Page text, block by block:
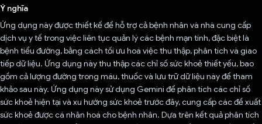
Ý nghĩa
Ứng dụng này được thiết kế để hỗ trợ cả bệnh nhân và nhà cung cấp
dịch vụ y tế trong việc liên tục quản lý các bệnh mạn tính, đặc biệt là
bệnh tiểu đường, bằng cách tối ưu hoá việc thu thập, phân tích và giao
tiếp dữ liệu. Ứng dụng này thu thập các chỉ số sức khoẻ thiết yếu, bao
gồm cả lượng đường trong máu, thuốc và lưu trữ dữ liệu này để tham
khảo sau này. Ứng dụng này sử dụng Gemini để phân tích các chỉ số
sức khoẻ hiện tại và xu hướng sức khoẻ trước đây, cung cấp các đề xuất
sức khoẻ được cá nhân hoá cho bệnh nhân. Dựa trên kết quả phân tích